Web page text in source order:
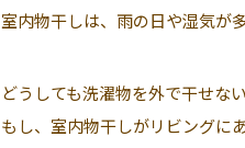
室内物干しは、雨の日や湿気が
どうしても洗濯物を外で干せな
もし、室内物干しがリビングに